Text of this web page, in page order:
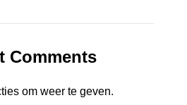
Comments
om weer te geven.